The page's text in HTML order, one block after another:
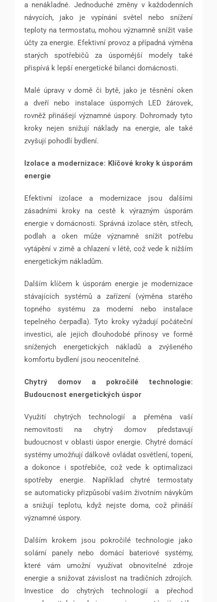
a nenákladné. Jednoduché změny v každodenních
návycích, jako je vypínání světel nebo snížení
teploty na termostatu, mohou významně snížit vaše
účty za energie. Efektivní provoz a případná výměna
starých spotřebičů za úspornější modely také
přispívá k lepší energetické bilanci domácnosti.
Malé úpravy v domě či bytě, jako je těsnění oken
a dveří nebo instalace úsporných LED žárovek,
rovněž přinášejí významné úspory. Dohromady tyto
kroky nejen snižují náklady na energie, ale také
zvyšují pohodlí bydlení.
Izolace a modernizace: Klíčové kroky k úsporám
energie
Efektivní izolace a modernizace jsou dalšími
zásadními kroky na cestě k výrazným úsporám
energie v domácnosti. Správná izolace stěn, střech,
podlah a oken může významně snížit potřebu
vytápění v zimě a chlazení v létě, což vede k nižším
energetickým nákladům.
Dalším klíčem k úsporám energie je modernizace
stávajících systémů a zařízení (výměna starého
topného systému za moderní nebo instalace
tepelného čerpadla). Tyto kroky vyžadují počáteční
investici, ale jejich dlouhodobé přínosy ve formě
snížených energetických nákladů a zvýšeného
komfortu bydlení jsou neocenitelné.
Chytrý domov a pokročilé technologie:
Budoucnost energetických úspor
Využití chytrých technologií a přeměna vaší
nemovitosti na chytrý domov představují
budoucnost v oblasti úspor energie. Chytré domácí
systémy umožňují dálkově ovládat osvětlení, topení,
a dokonce i spotřebiče, což vede k optimalizaci
spotřeby energie. Například chytré termostaty
se automaticky přizpůsobí vašim životním návykům
a snižují teplotu, když nejste doma, což přináší
významné úspory.
Dalším krokem jsou pokročilé technologie jako
solární panely nebo domácí bateriové systémy,
které vám umožní využívat obnovitelné zdroje
energie a snižovat závislost na tradičních zdrojích.
Investice do chytrých technologií a přechod